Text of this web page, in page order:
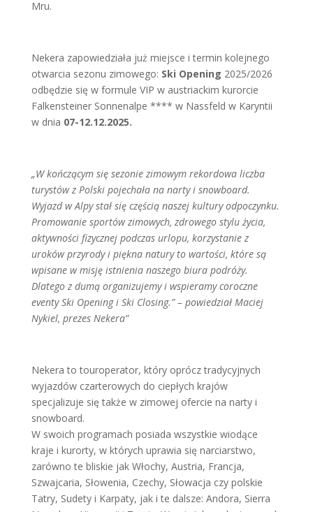
Mru.
Nekera zapowiedziała już miejsce i termin kolejnego
otwarcia sezonu zimowego: Ski Opening 2025/2026
odbędzie się w formule VIP w austriackim kurorcie
Falkensteiner Sonnenalpe **** w Nassfeld w Karyntii
w dnia 07-12.12.2025.
„W kończącym się sezonie zimowym rekordowa liczba
turystów z Polski pojechała na narty i snowboard.
Wyjazd w Alpy stał się częścią naszej kultury odpoczynku.
Promowanie sportów zimowych, zdrowego stylu życia,
aktywności fizycznej podczas urlopu, korzystanie z
uroków przyrody i piękna natury to wartości, które są
wpisane w misję istnienia naszego biura podróży.
Dlatego z dumą organizujemy i wspieramy coroczne
eventy Ski Opening i Ski Closing.” – powiedział Maciej
Nykiel, prezes Nekera”
Nekera to touroperator, który oprócz tradycyjnych
wyjazdów czarterowych do ciepłych krajów
specjalizuje się także w zimowej ofercie na narty i
snowboard.
W swoich programach posiada wszystkie wiodące
kraje i kurorty, w których uprawia się narciarstwo,
zarówno te bliskie jak Włochy, Austria, Francja,
Szwajcaria, Słowenia, Czechy, Słowacja czy polskie
Tatry, Sudety i Karpaty, jak i te dalsze: Andora, Sierra